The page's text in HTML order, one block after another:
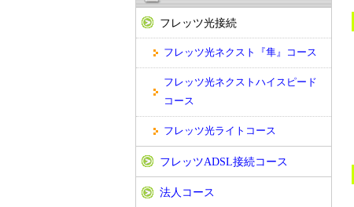
フレッツ光接続
フレッツ光ネクスト『隼』コース
フレッツ光ネクストハイスピード
コース
フレッツ光ライトコース
フレッツADSL接続コース
法人コース